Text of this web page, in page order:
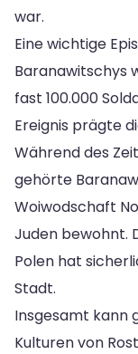
war.
Eine wichtige
Baranawitschys
fast 100.000
Ereignis prägte
Während des
gehörte
Woiwodschaft
Juden bewohnt.
Polen hat
Stadt.
Insgesamt kann
Kulturen von